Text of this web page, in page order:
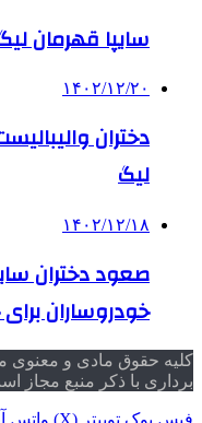
سایپا قهرمان
۱۴۰۲/۱۲/۲۰
دختران
لیگ
۱۴۰۲/۱۲/۱۸
صعود دختران
خودروساران
کلیه حقوق مادی و
برداری با ذکر منبع مجاز